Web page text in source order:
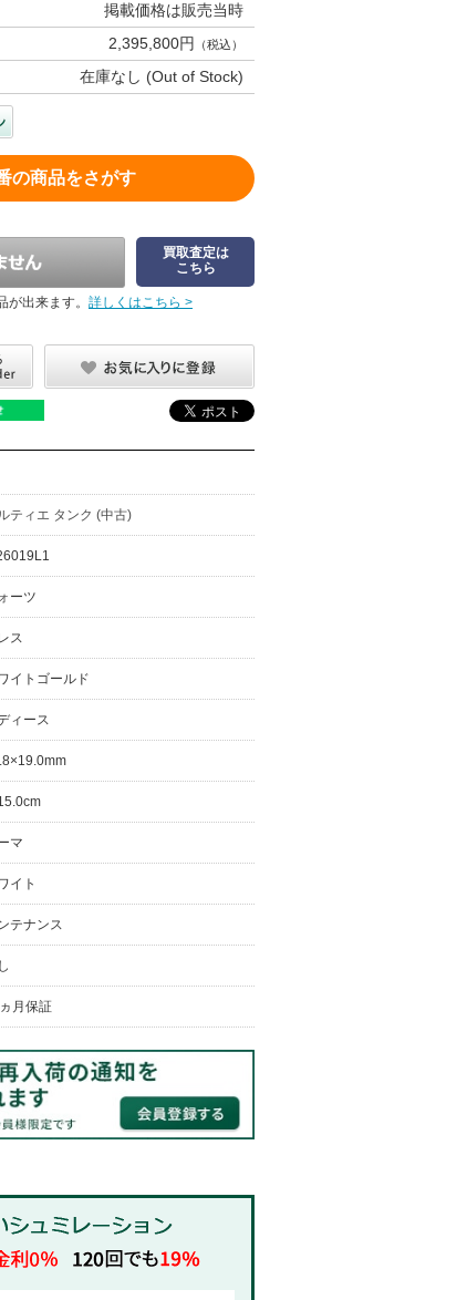
掲載価格は販売当時
2,395,800円 （税込）
在庫なし (Out of Stock)
の商品をさがす
買取査定は
こちら
出来ます。 詳しくはこちら >
ティエ タンク (中古)
ーツ
ス
イトゴールド
ィース
マ
イト
テナンス
月保証